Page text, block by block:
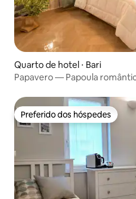
Quarto de hotel ⋅ Bari
Papavero — Papoula
Preferido dos hóspedes
Preferido dos hóspedes